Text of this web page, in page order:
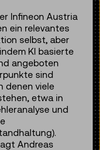
Infineon Austria
ein relevantes
selbst, aber
KI basierte
angeboten
sind
denen viele
etwa in
und
Andreas